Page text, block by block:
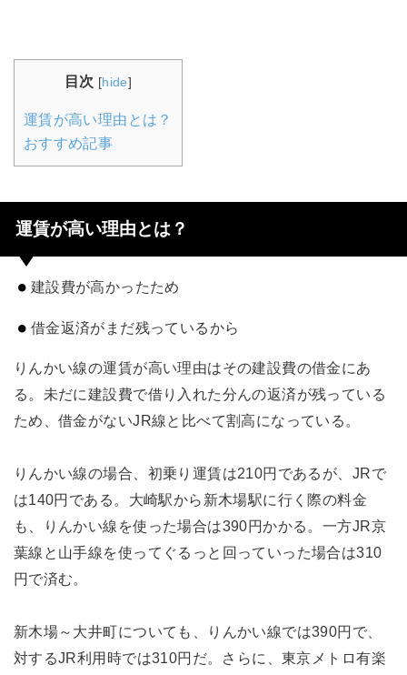
目次 [hide]
運賃が高い理由とは？
おすすめ記事
運賃が高い理由とは？
建設費が高かったため
借金返済がまだ残っているから
りんかい線の運賃が高い理由はその建設費の借金にあ
る。未だに建設費で借り入れた分んの返済が残っている
ため、借金がないJR線と比べて割高になっている。
りんかい線の場合、初乗り運賃は210円であるが、JRで
は140円である。大崎駅から新木場駅に行く際の料金
も、りんかい線を使った場合は390円かかる。一方JR京
葉線と山手線を使ってぐるっと回っていった場合は310
円で済む。
新木場～大井町についても、りんかい線では390円で、
対するJR利用時では310円だ。さらに、東京メトロ有楽